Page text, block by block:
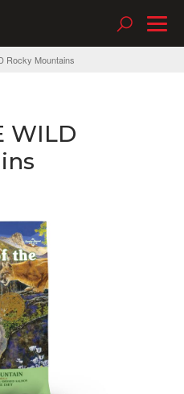
Rocky Mountains
WILD